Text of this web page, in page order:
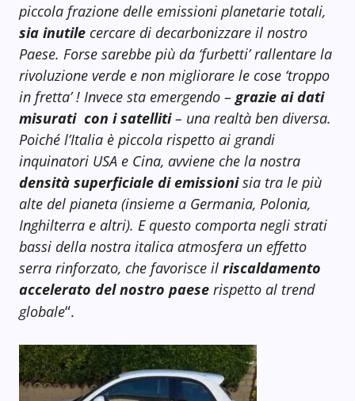
piccola frazione delle emissioni planetarie totali,
sia inutile cercare di decarbonizzare il nostro
Paese. Forse sarebbe più da ‘furbetti’ rallentare la
rivoluzione verde e non migliorare le cose ‘troppo
in fretta’ ! Invece sta emergendo – grazie ai dati
misurati con i satelliti– una realtà ben diversa.
Poiché l’Italia è piccola rispetto ai grandi
inquinatori USA e Cina, avviene che la nostra
densità superficiale di emissionisia tra le più
alte del pianeta (insieme a Germania, Polonia,
Inghilterra e altri). Equesto comporta negli strati
bassi della nostra italica atmosfera un effetto
serra rinforzato, che favorisce il riscaldamento
accelerato del nostro paese rispetto al trend
globale“.